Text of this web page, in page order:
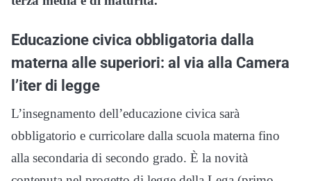
Educazione civica obbligatoria dalla
materna alle superiori: al via alla Camera
l’iter di legge
L’insegnamento dell’educazione civica sarà
obbligatorio e curricolare dalla scuola materna fino
alla secondaria di secondo grado. È la novità